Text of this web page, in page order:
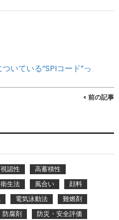
いている”SPIコード”っ
< 前の記事
認性
高蓄積性
生法 風合い
顔料
電気泳動法
難燃剤
防腐剤
防災・安全評価